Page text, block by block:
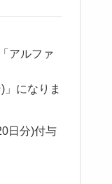
アルファ
になりま
日分)付与